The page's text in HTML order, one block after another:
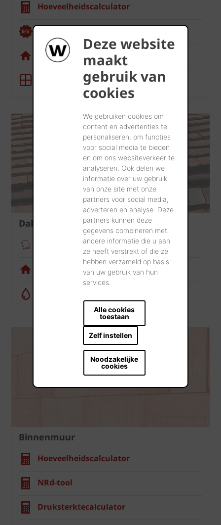
Deze website
maakt
gebruik van
cookies
We gebruiken cookies om
content en advertenties te
personaliseren, om functies
voor social media te bieden
en om ons websiteverkeer te
analyseren. Ook delen we
informatie over uw gebruik
van onze site met onze
partners voor social media,
adverteren en analyse. Deze
partners kunnen deze
gegevens combineren met
andere informatie die u aan
ze heeft verstrekt of die ze
hebben verzameld op basis
van uw gebruik van hun
services.
Alle cookies
toestaan
Zelf instellen
Noodzakelijke
cookies
Hoeveelheidscalculator
Visualisatietool
Dak
Verankeringsmodule
Visualisatietool
Binnenmuur
Hoeveelheidscalculator
NRd-tool
Druksterktecalculator